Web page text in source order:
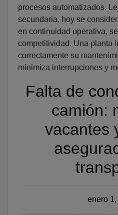
procesos automatizados.
secundaria, hoy se
en continuidad operativa,
competitividad. Una planta
correctamente su
minimiza interrupciones y
Falta de
camión:
vacantes
enero